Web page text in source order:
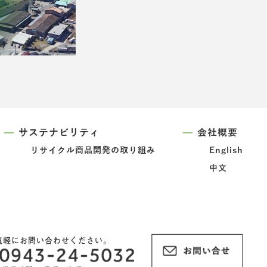
サステナビリティ
リサイクル商品開発の取り組み
会社概要
English
中文
軽にお問い合わせください。